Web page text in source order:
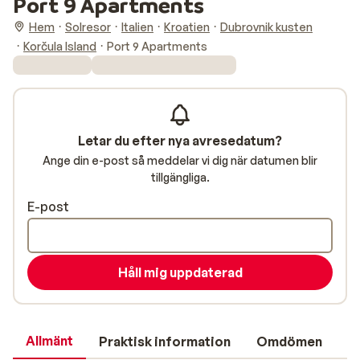
Hem Solresor Italien Kroatien
Dubrovnik kusten
Korčula Island
Port 9 Apartments
Allmänt Praktisk information Omdömen
Letar du efter nya avresedatum?
Ange din e-post så meddelar vi dig när datumen blir
tillgängliga.
E-post
Håll mig uppdaterad